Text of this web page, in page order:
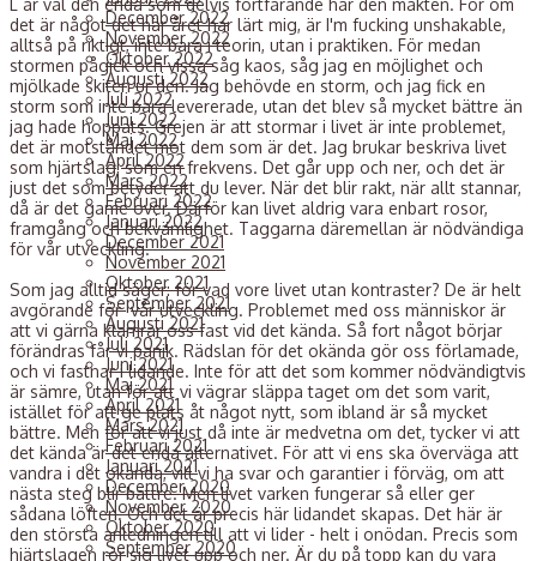
December 2022
November 2022
Oktober 2022
Augusti 2022
Juli 2022
Juni 2022
Maj 2022
April 2022
Mars 2022
Februari 2022
Januari 2022
December 2021
November 2021
Oktober 2021
September 2021
Augusti 2021
Juli 2021
Juni 2021
Maj 2021
April 2021
Mars 2021
Februari 2021
Januari 2021
December 2020
November 2020
Oktober 2020
September 2020
L är väl den enda som delvis fortfarande har den makten. För om
det är något det här året har lärt mig, är I'm fucking unshakable,
alltså på riktigt, inte bara i teorin, utan i praktiken. För medan
stormen pågick och vissa såg kaos, såg jag en möjlighet och
mjölkade skiten ur den. Jag behövde en storm, och jag fick en
storm som inte bara levererade, utan det blev så mycket bättre än
jag hade hoppats. Grejen är att stormar i livet är inte problemet,
det är motståndet mot dem som är det. Jag brukar beskriva livet
som hjärtslag, som en frekvens. Det går upp och ner, och det är
just det som betyder att du lever. När det blir rakt, när allt stannar,
då är det game over. Därför kan livet aldrig vara enbart rosor,
framgång och bekvämlighet. Taggarna däremellan är nödvändiga
för vår utveckling.
Som jag alltid säger: för vad vore livet utan kontraster? De är helt
avgörande för vår utveckling. Problemet med oss människor är
att vi gärna klamrar oss fast vid det kända. Så fort något börjar
förändras får vi panik. Rädslan för det okända gör oss förlamade,
och vi fastnar i lidande. Inte för att det som kommer nödvändigtvis
är sämre, utan för att vi vägrar släppa taget om det som varit,
istället för att ge plats åt något nytt, som ibland är så mycket
bättre. Men för att vi just då inte är medvetna om det, tycker vi att
det kända är det enda alternativet. För att vi ens ska överväga att
vandra i det okända, vill vi ha svar och garantier i förväg, om att
nästa steg blir bättre. Men livet varken fungerar så eller ger
sådana löften. Och det är precis här lidandet skapas. Det här är
den största anledningen till att vi lider - helt i onödan. Precis som
hjärtslagen rör sig livet upp och ner. Är du på topp kan du vara